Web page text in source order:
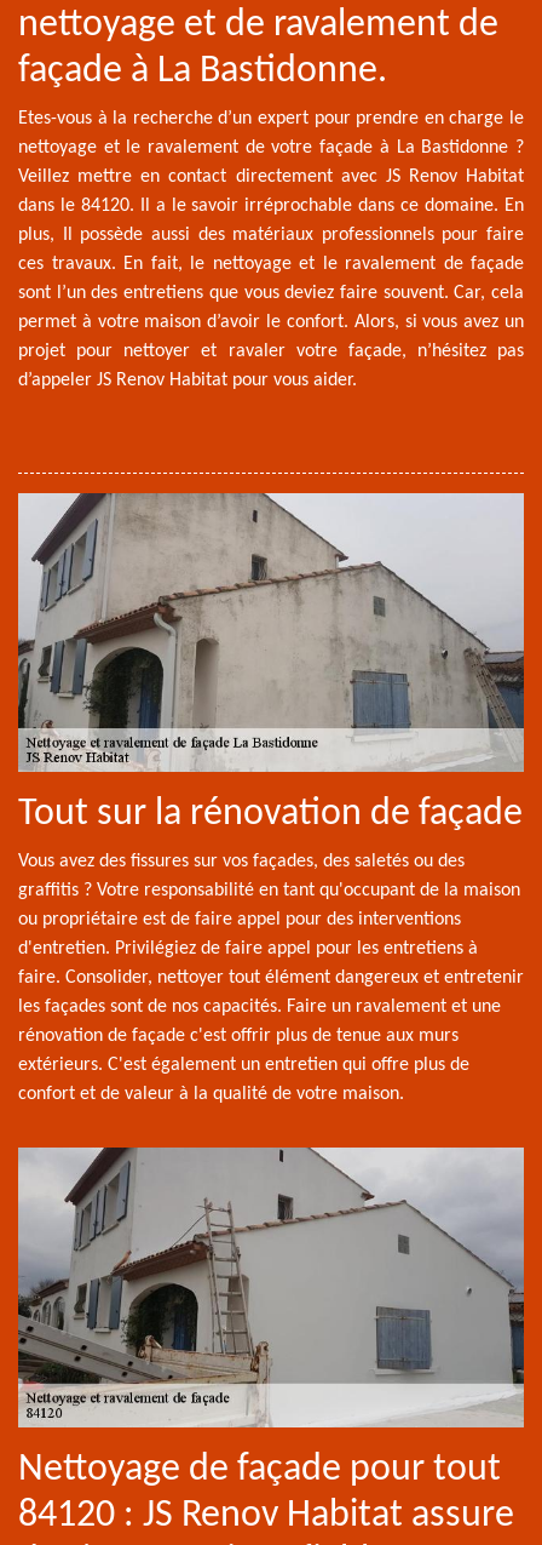
nettoyage et de ravalement de
façade à La Bastidonne.
Etes-vous à la recherche d’un expert pour prendre en charge le
nettoyage et le ravalement de votre façade à La Bastidonne ?
Veillez mettre en contact directement avec JS Renov Habitat
dans le 84120. Il a le savoir irréprochable dans ce domaine. En
plus, Il possède aussi des matériaux professionnels pour faire
ces travaux. En fait, le nettoyage et le ravalement de façade
sont l’un des entretiens que vous deviez faire souvent. Car, cela
permet à votre maison d’avoir le confort. Alors, si vous avez un
projet pour nettoyer et ravaler votre façade, n’hésitez pas
d’appeler JS Renov Habitat pour vous aider.
Tout sur la rénovation de façade
Vous avez des fissures sur vos façades, des saletés ou des
graffitis ? Votre responsabilité en tant qu'occupant de la maison
ou propriétaire est de faire appel pour des interventions
d'entretien. Privilégiez de faire appel pour les entretiens à
faire. Consolider, nettoyer tout élément dangereux et entretenir
les façades sont de nos capacités. Faire un ravalement et une
rénovation de façade c'est offrir plus de tenue aux murs
extérieurs. C'est également un entretien qui offre plus de
confort et de valeur à la qualité de votre maison.
Nettoyage de façade pour tout
84120 : JS Renov Habitat assure